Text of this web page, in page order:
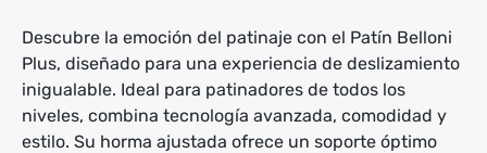
Descubre la emoción del patinaje con el Patín Belloni
Plus, diseñado para una experiencia de deslizamiento
inigualable. Ideal para patinadores de todos los
niveles, combina tecnología avanzada, comodidad y
estilo. Su horma ajustada ofrece un soporte óptimo